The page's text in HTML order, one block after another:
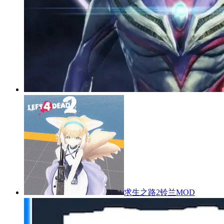
求生之路2铃兰MOD